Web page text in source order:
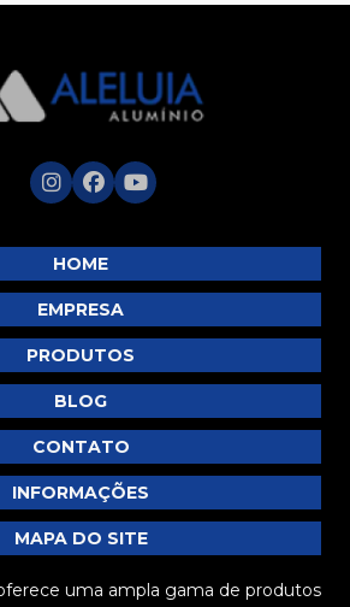
HOME
EMPRESA
PRODUTOS
BLOG
CONTATO
INFORMAÇÕES
MAPA DO SITE
uma ampla gama de produtos